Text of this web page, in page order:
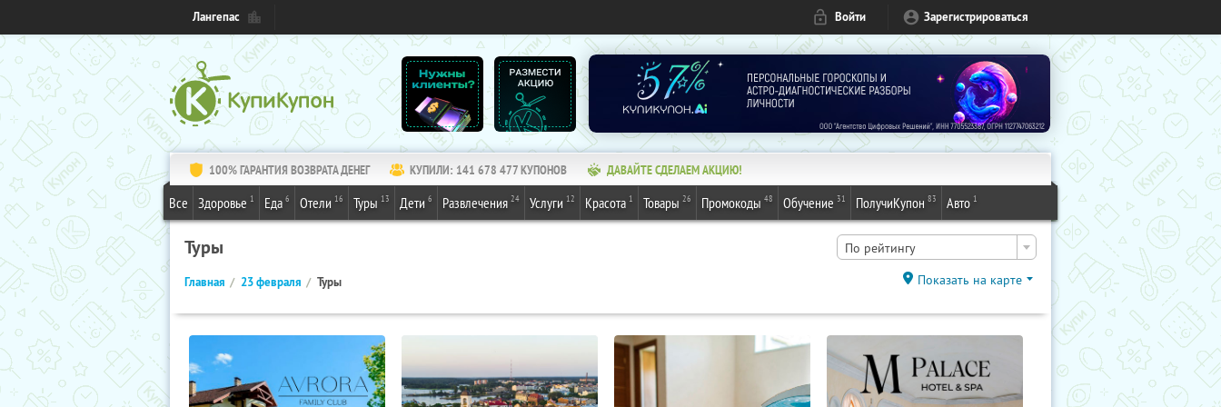
Лангепас Войти Зарегистрироваться
100% ГАРАНТИЯ ВОЗВРАТА ДЕНЕГ КУПИЛИ: 141 678 477КУПОНОВ ДАВАЙТЕ СДЕЛАЕМ АКЦИЮ!
Все Здоровье 1 Еда 6 Отели 16 Туры 13 Дети 6 Развлечения 24 Услуги 12 Красота 1 Товары 26 Промокоды 48 Обучение 31 ПолучиКупон 83 Авто 1
Туры По рейтингу
Главная 23 февраля Туры Показать на карте